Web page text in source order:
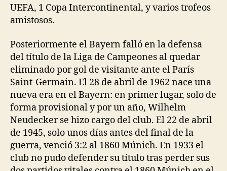
UEFA, 1 Copa Intercontinental, y varios trofeos
amistosos.
Posteriormente el Bayern falló en la defensa
del título de la Liga de Campeones al quedar
eliminado por gol de visitante ante el París
Saint-Germain. El 28 de abril de 1962 nace una
nueva era en el Bayern: en primer lugar, solo de
forma provisional y por un año, Wilhelm
Neudecker se hizo cargo del club. El 22 de abril
de 1945, solo unos días antes del final de la
guerra, venció 3:2 al 1860 Múnich. En 1933 el
club no pudo defender su título tras perder sus